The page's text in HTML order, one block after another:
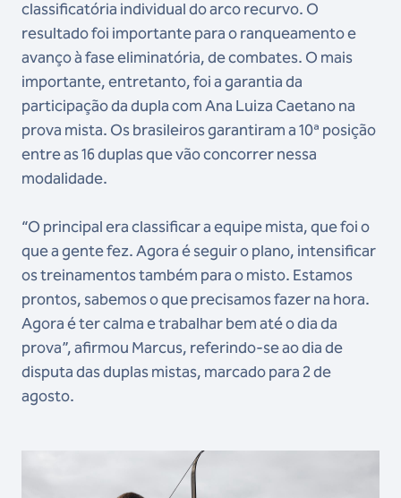
classificatória individual do arco recurvo. O
resultado foi importante para o ranqueamento e
avanço à fase eliminatória, de combates. O mais
importante, entretanto, foi a garantia da
participação da dupla com Ana Luiza Caetano na
prova mista. Os brasileiros garantiram a 10ª posição
entre as 16 duplas que vão concorrer nessa
modalidade.
“O principal era classificar a equipe mista, que foi o
que a gente fez. Agora é seguir o plano, intensificar
os treinamentos também para o misto. Estamos
prontos, sabemos o que precisamos fazer na hora.
Agora é ter calma e trabalhar bem até o dia da
prova”, afirmou Marcus, referindo-se ao dia de
disputa das duplas mistas, marcado para 2 de
agosto.